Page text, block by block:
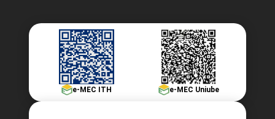
e-MEC ITH e-MEC Uniube